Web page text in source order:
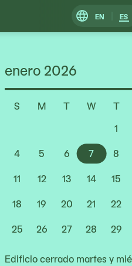
EN ES
Change
Locale
Open Yto Barrada
enero 2026
S M T W T
Choose
1
4
5 6 7 8
11
12 13 14 15
18
19 20 21 22
25
26 27 28 29
Edificio cerrado martes y